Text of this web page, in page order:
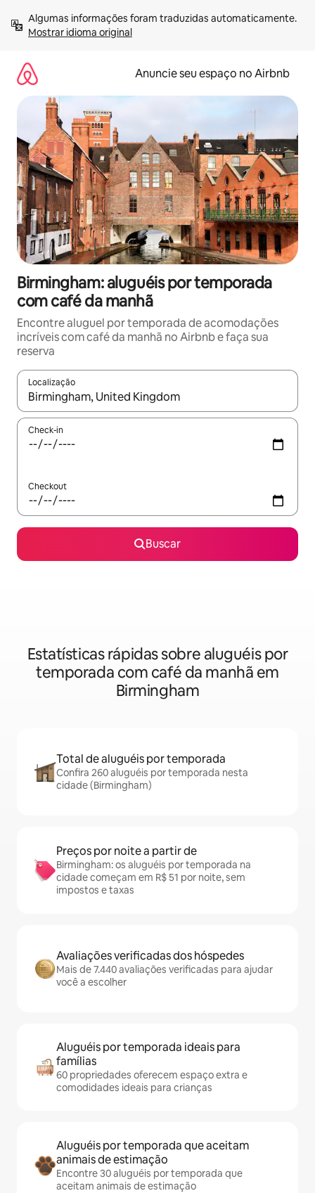
para
Mostrar idioma original
Anuncie seu espaço no Airbnb
Birmingham: aluguéis por temporada
com café da manhã
Encontre aluguel por temporada de acomodações
incríveis com café da manhã no Airbnb e faça sua
reserva
Localização
Quando os resultados estiverem disponíveis, explore-os
Check-in
Checkout
Buscar
Estatísticas rápidas sobre aluguéis por
temporada com café da manhã em
Birmingham
Total de aluguéis por temporada
Confira 260 aluguéis por temporada nesta
cidade (Birmingham)
Preços por noite a partir de
Birmingham: os aluguéis por temporada na
cidade começam em R$ 51 por noite, sem
impostos e taxas
Avaliações verificadas dos hóspedes
Mais de 7.440 avaliações verificadas para ajudar
você a escolher
Aluguéis por temporada ideais para
famílias
60 propriedades oferecem espaço extra e
comodidades ideais para crianças
Aluguéis por temporada que aceitam
animais de estimação
Encontre 30 aluguéis por temporada que
aceitam animais de estimação